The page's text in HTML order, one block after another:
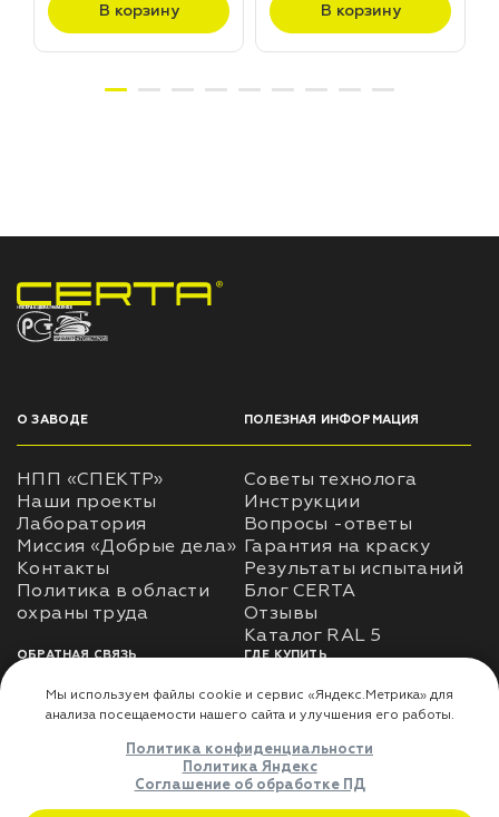
В корзину В корзину
НПП «СПЕКТР» ЗАВОД ЛАКОКРАСОЧНЫХ МАТЕРИАЛОВ
О ЗАВОДЕ
НПП «СПЕКТР»
Наши проекты
Лаборатория
Миссия «Добрые дела»
Контакты
Политика в области
ПОЛЕЗНАЯ ИНФОРМАЦИЯ
Советы технолога
Инструкции
Вопросы -ответы
Гарантия на краску
Результаты испытаний
Блог CERTA
Отзывы
Каталог RAL 5
ОБРАТНАЯ СВЯЗЬ
Использование
использования личных
ГДЕ КУПИТЬ
Доставка
Где купить